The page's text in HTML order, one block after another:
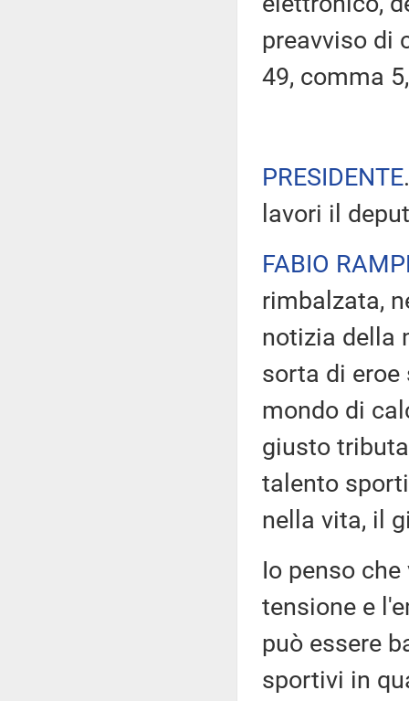
preavviso di
49, comma
PRESIDENTE
lavori il
FABIO
rimbalzata,
notizia della
sorta di
mondo di
giusto
talento
nella vita, il
Io penso
tensione e
può essere
sportivi in